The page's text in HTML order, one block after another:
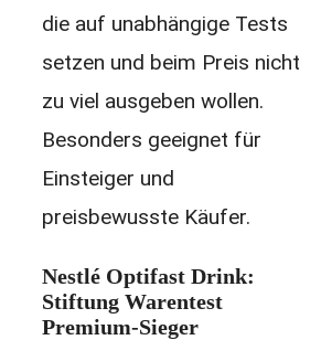
die auf unabhängige Tests
setzen und beim Preis nicht
zu viel ausgeben wollen.
Besonders geeignet für
Einsteiger und
preisbewusste Käufer.
Nestlé Optifast Drink:
Stiftung Warentest
Premium-Sieger